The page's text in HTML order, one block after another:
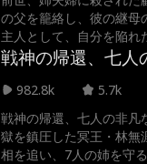
の父を籠絡し、彼の継母
主人として、自分を陥れ
せる！
戦神の帰還、七人
982.8k
5.7k
戦神の帰還、七人の非凡
獄を鎮圧した冥王・林無
相を追い、7人の姉を守